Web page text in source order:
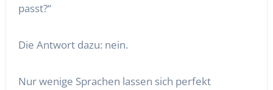
passt?“
Die Antwort dazu: nein.
Nur wenige Sprachen lassen sich perfekt